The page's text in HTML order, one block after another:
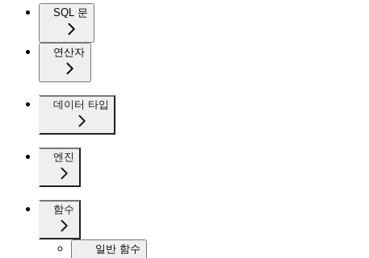
SQL 문
연산자
데이터 타입
엔진
함수
일반 함수